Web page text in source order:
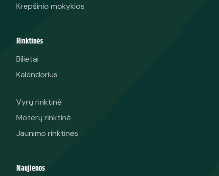
Krepšinio mokyklos
Rinktinės
Bilietai
Kalendorius
Vyrų rinktinė
Moterų rinktinė
Jaunimo rinktinės
Naujienos